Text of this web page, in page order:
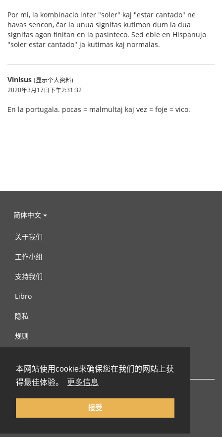
本网站使用cookie来确保您在我们的网站上获
得最佳体验。
更多信息
接受
Por mi, la kombinacio inter "soler" kaj "estar cantado" ne
havas sencon, ĉar la unua signifas kutimon dum la dua
signifas agon finitan en la pasinteco. Sed eble en Hispanujo
"soler estar cantado" ja kutimas kaj normalas.
Vinisus (显示个人资料)
2020年3月17日下午2:31:32
En la portugala. pocas = malmultaj kaj vez = foje = vico.
简体中文
关于我们
工作小组
支持我们
Libro
隐私
规则
© 2002-2026 lernu.net |Impressum